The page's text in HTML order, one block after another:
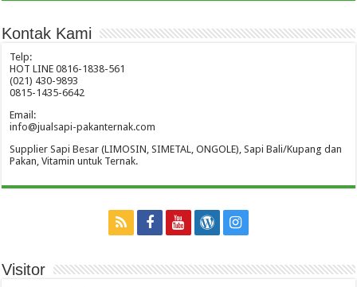
Kontak Kami
Telp:
HOT LINE 0816-1838-561
(021) 430-9893
0815-1435-6642
Email:
info@jualsapi-pakanternak.com
Supplier Sapi Besar (LIMOSIN, SIMETAL, ONGOLE), Sapi Bali/Kupang dan
Pakan, Vitamin untuk Ternak.
Visitor